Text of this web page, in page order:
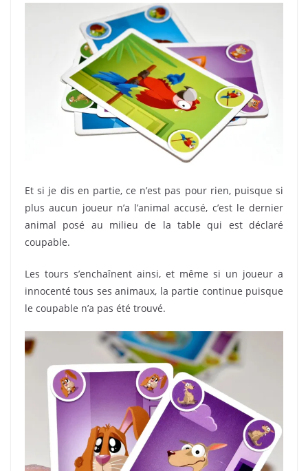
Et si je dis en partie, ce n’est pas pour rien, puisque si
plus aucun joueur n’a l’animal accusé, c’est le dernier
animal posé au milieu de la table qui est déclaré
coupable.
Les tours s’enchaînent ainsi, et même si un joueur a
innocenté tous ses animaux, la partie continue puisque
le coupable n’a pas été trouvé.